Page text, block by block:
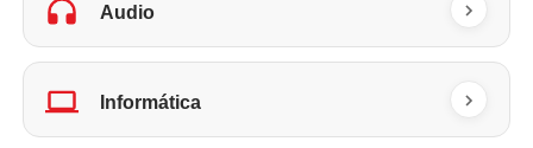
Audio
Informática